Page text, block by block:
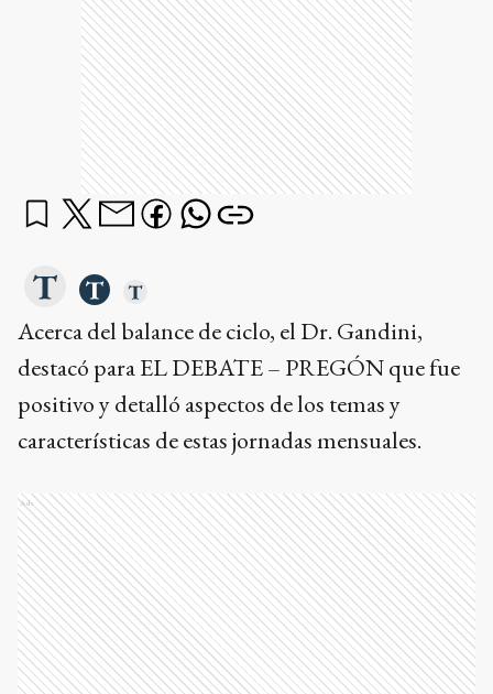
Acerca del balance de ciclo, el Dr. Gandini,
destacó para EL DEBATE – PREGÓN que fue
positivo y detalló aspectos de los temas y
características de estas jornadas mensuales.
Ads